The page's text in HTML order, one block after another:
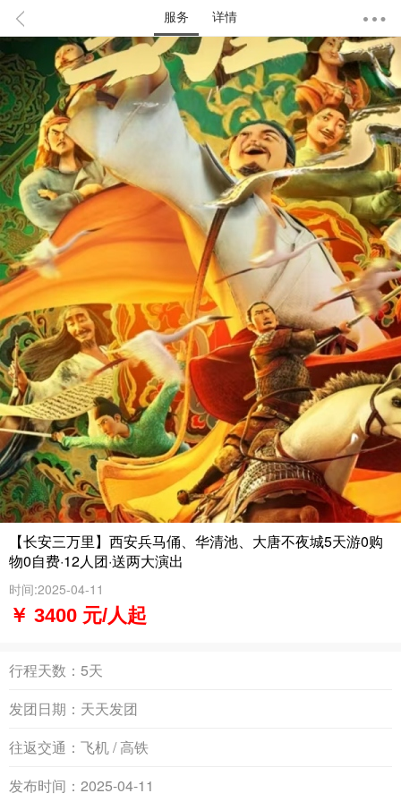
服务 详情
【长安三万里】西安兵马俑、华清池、大唐不夜城5天游0购
物0自费·12人团·送两大演出
时间:2025-04-11
￥ 3400 元/人起
行程天数： 5天
发团日期： 天天发团
往返交通： 飞机 / 高铁
发布时间： 2025-04-11